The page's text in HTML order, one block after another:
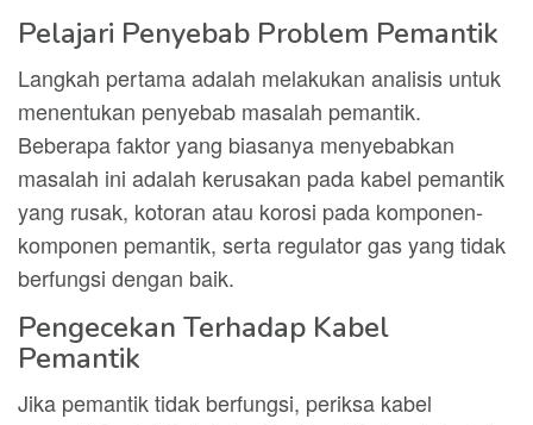
Pelajari Penyebab Problem Pemantik
Langkah pertama adalah melakukan analisis untuk
menentukan penyebab masalah pemantik.
Beberapa faktor yang biasanya menyebabkan
masalah ini adalah kerusakan pada kabel pemantik
yang rusak, kotoran atau korosi pada komponen-
komponen pemantik, serta regulator gas yang tidak
berfungsi dengan baik.
Pengecekan Terhadap Kabel
Pemantik
Jika pemantik tidak berfungsi, periksa kabel